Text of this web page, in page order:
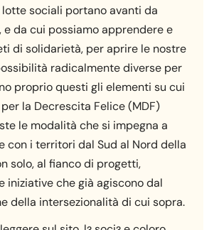
sociali portano avanti da
e da cui possiamo apprendere e
di solidarietà, per aprire le nostre
radicalmente diverse per
proprio questi gli elementi su cui
la Decrescita Felice (MDF)
le modalità che si impegna a
con i territori dal Sud al Nord della
solo, al fianco di progetti,
iniziative che già agiscono dal
della intersezionalità di cui sopra.